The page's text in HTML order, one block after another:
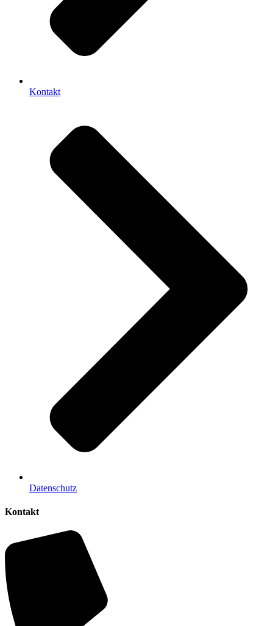
Kontakt
Datenschutz
Kontakt